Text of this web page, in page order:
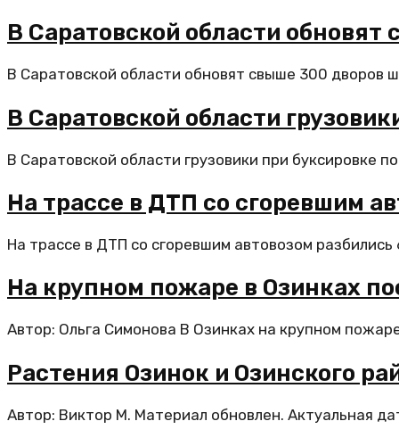
В Саратовской области
В Саратовской области обновят свыше 300 дворов
В Саратовской области
В Саратовской области грузовики при буксировке
На трассе в ДТП со сгоревшим
На трассе в ДТП со сгоревшим автовозом
На крупном пожаре в Озинках
Автор: Ольга Симонова В Озинках на крупном
Растения Озинок и Озинского
Автор: Виктор М. Материал обновлен. Актуальная